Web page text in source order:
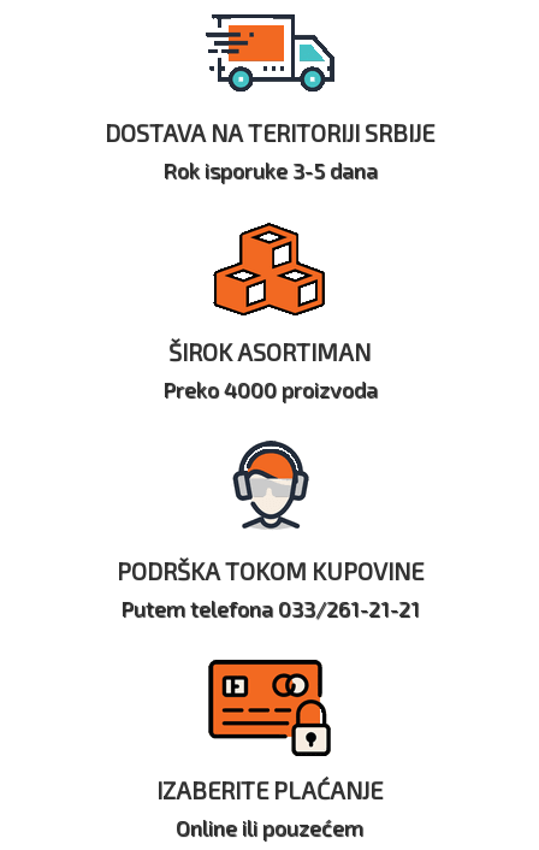
DOSTAVA NA TERITORIJI SRBIJE
Rok isporuke 3-5 dana
ŠIROK ASORTIMAN
Preko 4000 proizvoda
PODRŠKA TOKOM KUPOVINE
Putem telefona 033/261-21-21
IZABERITE PLAĆANJE
Online ili pouzećem